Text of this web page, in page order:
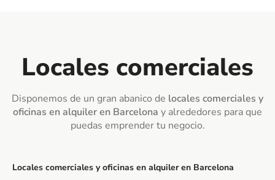
Locales comerciales
Disponemos de un gran abanico de locales comerciales y
oficinas en alquiler en Barcelona y alrededores para que
puedas emprender tu negocio.
Locales comerciales y oficinas en alquiler en Barcelona